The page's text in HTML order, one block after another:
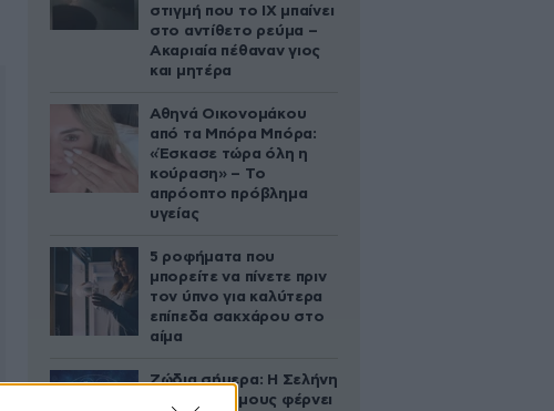
στιγμή που το ΙΧ μπαίνει
στο αντίθετο ρεύμα –
Ακαριαία πέθαναν γιος
και μητέρα
Αθηνά Οικονομάκου
από τα Μπόρα Μπόρα:
«Έσκασε τώρα όλη η
κούραση» – Το
απρόοπτο πρόβλημα
υγείας
5 ροφήματα που
μπορείτε να πίνετε πριν
τον ύπνο για καλύτερα
επίπεδα σακχάρου στο
αίμα
Ζώδια σήμερα: Η Σελήνη
στους Διδύμους φέρνει